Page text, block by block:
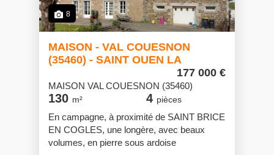
8
MAISON - VAL COUESNON
(35460) - SAINT OUEN LA
177 000 €
MAISON VAL COUESNON (35460)
130 m² 4 pièces
En campagne, à proximité de SAINT BRICE
EN COGLES, une longère, avec beaux
volumes, en pierre sous ardoise